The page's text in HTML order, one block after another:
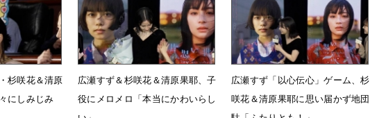
1月28日 23時05分 10月15日 15時47分
杉咲花＆清原
にしみじみ
広瀬すず＆杉咲花＆清原果耶、子
役にメロメロ「本当にかわいらし
広瀬すず「以心伝心」ゲーム、杉
咲花＆清原果耶に思い届かず地団